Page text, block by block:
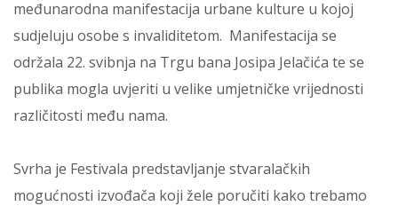
međunarodna manifestacija urbane kulture u kojoj
sudjeluju osobe s invaliditetom. Manifestacija se
održala 22. svibnja na Trgu bana Josipa Jelačića te se
publika mogla uvjeriti u velike umjetničke vrijednosti
različitosti među nama.
Svrha je Festivala predstavljanje stvaralačkih
mogućnosti izvođača koji žele poručiti kako trebamo